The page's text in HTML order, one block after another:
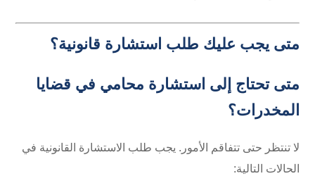
متى يجب عليك طلب استشارة قانونية؟
متى تحتاج إلى استشارة محامي في قضايا
المخدرات؟
لا تنتظر حتى تتفاقم الأمور. يجب طلب الاستشارة القانونية في
الحالات التالية: